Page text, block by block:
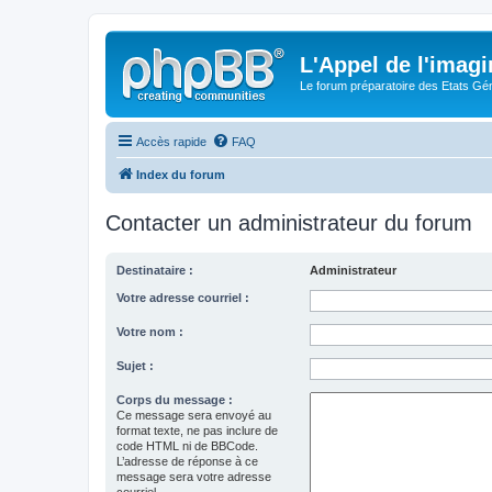
L'Appel de
Le forum préparatoire des Etats
Accès rapide FAQ
Index du forum
Contacter un administrateur du forum
Destinataire : Administrateur
Votre adresse courriel :
Votre nom :
Sujet :
Corps du message :
Ce message sera envoyé au
format texte, ne pas inclure de
code HTML ni de BBCode.
L’adresse de réponse à ce
message sera votre adresse